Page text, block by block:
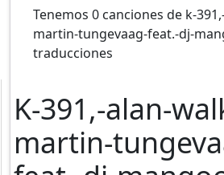
Tenemos 0 canciones de k-
martin-tungevaag-feat.-dj-
traducciones
K-391,-alan-
martin-